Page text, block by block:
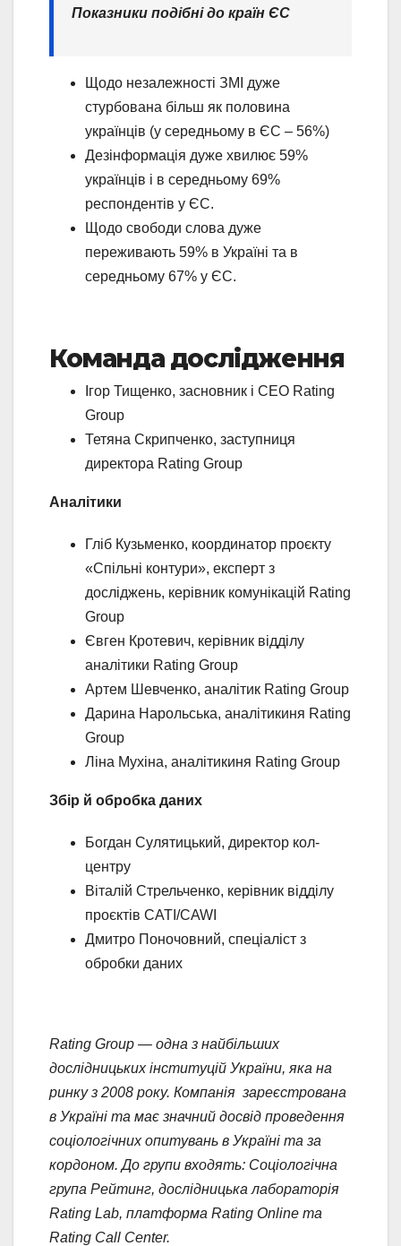
Показники подібні до країн ЄС
Щодо незалежності ЗМІ дуже
стурбована більш як половина
українців (у середньому в ЄС – 56%)
Дезінформація дуже хвилює 59%
українців і в середньому 69%
респондентів у ЄС.
Щодо свободи слова дуже
переживають 59% в Україні та в
середньому 67% у ЄС.
Команда дослідження
Ігор Тищенко, засновник і CEO Rating
Group
Тетяна Скрипченко, заступниця
директора Rating Group
Аналітики
Гліб Кузьменко, координатор проєкту
«Спільні контури», експерт з
досліджень, керівник комунікацій Rating
Group
Євген Кротевич, керівник відділу
аналітики Rating Group
Артем Шевченко, аналітик Rating Group
Дарина Нарольська, аналітикиня Rating
Group
Ліна Мухіна, аналітикиня Rating Group
Збір й обробка даних
Богдан Сулятицький, директор кол-
центру
Віталій Стрельченко, керівник відділу
проєктів CATI/CAWI
Дмитро Поночовний, спеціаліст з
обробки даних
Rating Group — одна з найбільших
дослідницьких інституцій України, яка на
ринку з 2008 року. Компанія зареєстрована
в Україні та має значний досвід проведення
соціологічних опитувань в Україні та за
кордоном. До групи входять: Соціологічна
група Рейтинг, дослідницька лабораторія
Rating Lab, платформа Rating Online та
Rating Call Center.